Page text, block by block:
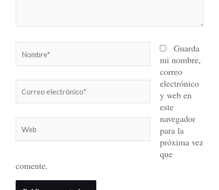
electrónico*
Guarda
mi nombre,
correo
electrónico
y web en
este
navegador
para la
próxima vez
que
comente.